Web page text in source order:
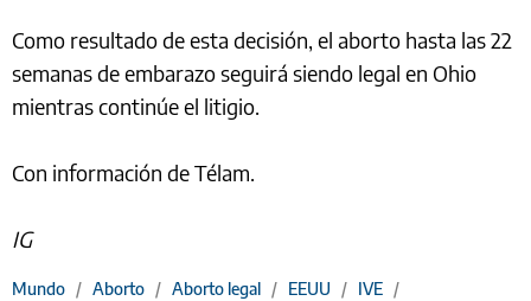
Como resultado de esta decisión, el aborto hasta las 22
semanas de embarazo seguirá siendo legal en Ohio
mientras continúe el litigio.
Con información de Télam.
IG
Mundo / Aborto / Aborto legal / EEUU / IVE /